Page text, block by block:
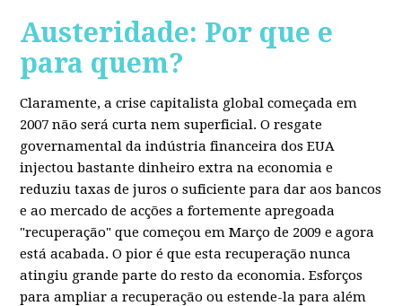
Austeridade: Por que e
para quem?
Claramente, a crise capitalista global começada em
2007 não será curta nem superficial. O resgate
governamental da indústria financeira dos EUA
injectou bastante dinheiro extra na economia e
reduziu taxas de juros o suficiente para dar aos bancos
e ao mercado de acções a fortemente apregoada
"recuperação" que começou em Março de 2009 e agora
está acabada. O pior é que esta recuperação nunca
atingiu grande parte do resto da economia. Esforços
para ampliar a recuperação ou estende-la para além